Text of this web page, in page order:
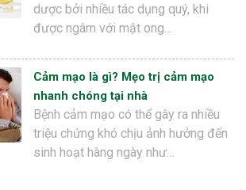
dược bởi nhiều tác dụng quý, khi
được ngâm với mật ong…
Cảm mạo là gì? Mẹo trị cảm mạo
nhanh chóng tại nhà
Bệnh cảm mạo có thể gây ra nhiều
triệu chứng khó chịu ảnh hưởng đến
sinh hoạt hàng ngày như…